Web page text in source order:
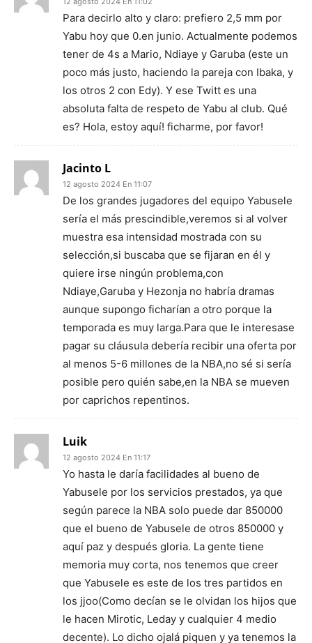
Para decirlo alto y claro: prefiero 2,5 mm por
Yabu hoy que 0.en junio. Actualmente podemos
tener de 4s a Mario, Ndiaye y Garuba (este un
poco más justo, haciendo la pareja con Ibaka, y
los otros 2 con Edy). Y ese Twitt es una
absoluta falta de respeto de Yabu al club. Qué
es? Hola, estoy aquí! ficharme, por favor!
Jacinto L
12 agosto 2024 En 11:07
De los grandes jugadores del equipo Yabusele
sería el más prescindible,veremos si al volver
muestra esa intensidad mostrada con su
selección,si buscaba que se fijaran en él y
quiere irse ningún problema,con
Ndiaye,Garuba y Hezonja no habría dramas
aunque supongo ficharían a otro porque la
temporada es muy larga.Para que le interesase
pagar su cláusula debería recibir una oferta por
al menos 5-6 millones de la NBA,no sé si sería
posible pero quién sabe,en la NBA se mueven
por caprichos repentinos.
Luik
12 agosto 2024 En 11:17
Yo hasta le daría facilidades al bueno de
Yabusele por los servicios prestados, ya que
según parece la NBA solo puede dar 850000
que el bueno de Yabusele de otros 850000 y
aquí paz y después gloria. La gente tiene
memoria muy corta, nos tenemos que creer
que Yabusele es este de los tres partidos en
los jjoo(Como decían se le olvidan los hijos que
le hacen Mirotic, Leday y cualquier 4 medio
decente). Lo dicho ojalá piquen y ya tenemos la